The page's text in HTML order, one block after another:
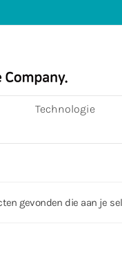
Technologie
gevonden die aan je